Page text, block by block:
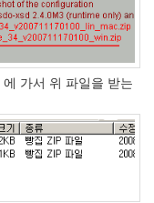
에 가서 위 파일을 받는